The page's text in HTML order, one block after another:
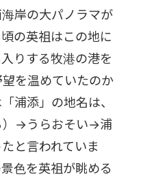
岸の大パノラマが
の英祖はこの地に
りする牧港の港を
を温めていたのか
浦添」の地名は、
）→うらおそい→浦
と言われていま
色を英祖が眺める